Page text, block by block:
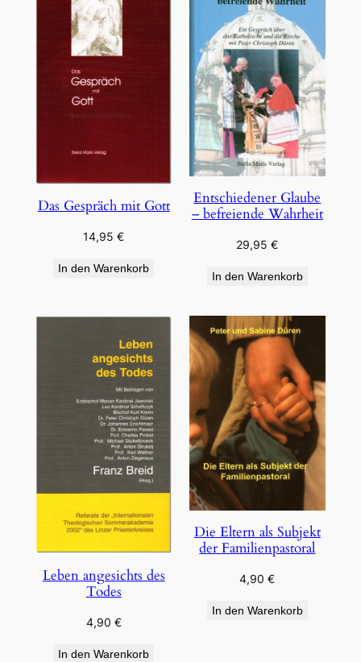
Das Gespräch mit Gott
14,95€
In den Warenkorb
Entschiedener Glaube
– befreiende Wahrheit
29,95€
In den Warenkorb
Leben angesichts des
Todes
4,90 €
In den Warenkorb
Die Eltern als Subjekt
der Familienpastoral
4,90€
In den Warenkorb